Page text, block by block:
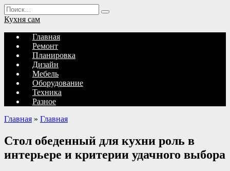
Перейти
к
содержанию
Search
for:
Кухня сам
Главная
Ремонт
Планировка
Дизайн
Мебель
Оборудование
Техника
Разное
Главная » Главная
Стол обеденный для кухни роль в
интерьере и критерии удачного выбора